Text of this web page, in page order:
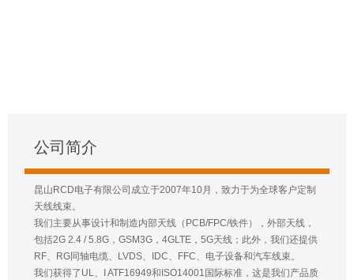
公司简介
昆山RCD电子有限公司成立于2007年10月，致力于为全球客户定制
天线线束。
我们主要从事设计和制造内部天线（PCB/FPC/铁件），外部天线，
包括2G 2.4 / 5.8G，GSM3G，4GLTE，5G天线；此外，我们还提供
RF、RG同轴电缆、LVDS、IDC、FFC、电子设备和汽车线束。
我们获得了UL、I ATF16949和ISO14001国际标准，这是我们产品质